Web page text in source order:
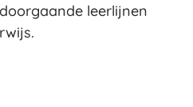
leerlijnen